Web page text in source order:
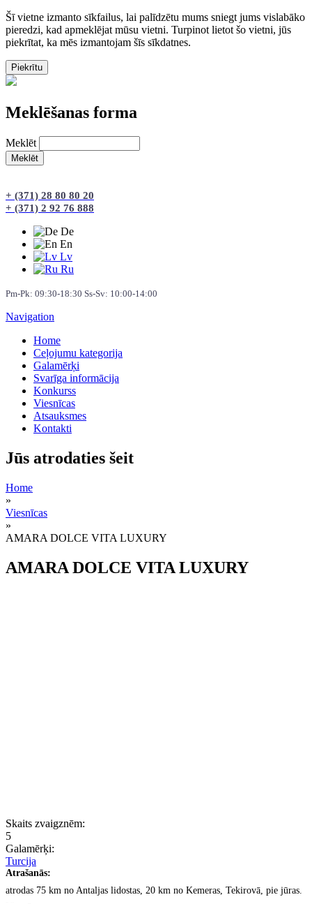
Šī vietne izmanto sīkfailus, lai palīdzētu mums sniegt jums vislabāko
pieredzi, kad apmeklējat mūsu vietni. Turpinot lietot šo vietni, jūs
piekrītat, ka mēs izmantojam šīs sīkdatnes.
Meklēšanas forma
Meklēt
+ (371) 28 80 80 20
+ (371) 2 92 76 888
De
En
Lv
Ru
Pm-Pk: 09:30-18:30 Ss-Sv: 10:00-14:00
Navigation
Home
Сeļojumu kategorija
Galamērķi
Svarīga informācija
Konkurss
Viesnīcas
Atsauksmes
Kontakti
Jūs atrodaties šeit
Home
»
Viesnīcas
»
AMARA DOLCE VITA LUXURY
AMARA DOLCE VITA LUXURY
Skaits zvaigznēm:
5
Galamērķi:
Turcija
Atrašanās:
atrodas 75 km no Antaljas lidostas, 20 km no Kemeras, Tekirovā, pie jūras.